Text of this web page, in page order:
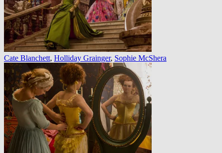
Cate Blanchett, Holliday Grainger, Sophie McShera